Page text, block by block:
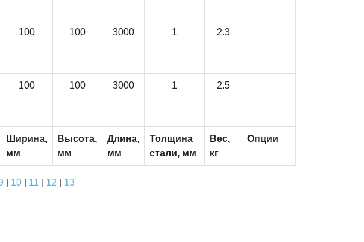
100 100 3000 1 2.3
100 100 3000 1 2.5
Ширина,
мм
Высота,
мм
Длина,
мм
Толщина
стали, мм
Вес,
кг
Опции
10| 11 12 13